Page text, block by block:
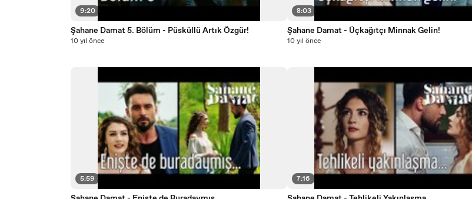
9:20
Şahane Damat 5. Bölüm - Püsküllü Artık Özgür!
10 yıl önce
5:59
8:03
Şahane Damat - Üçkağıtçı Minnak Gelin!
10 yıl önce
7:16